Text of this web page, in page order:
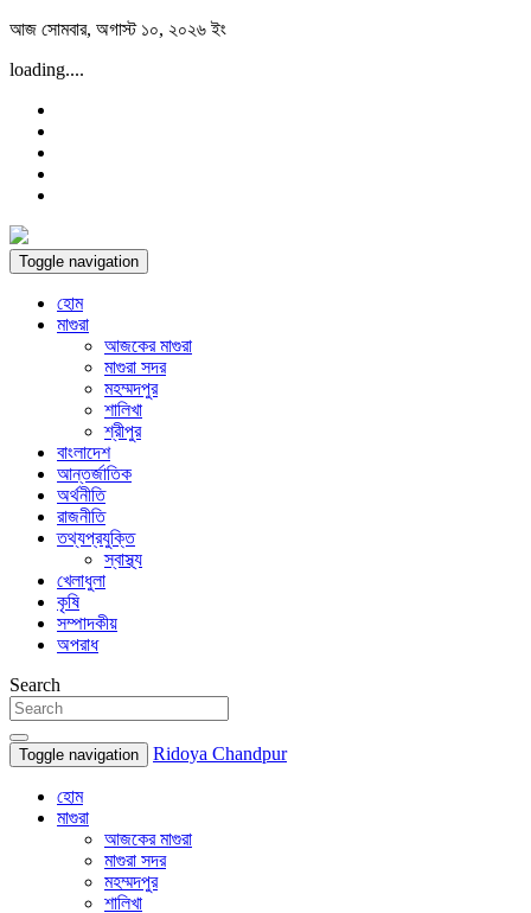
Skip
content
আজ সোমবার, অগাস্ট ১০, ২০২৬ ইং
loading....
Toggle navigation
হোম
মাগুরা
আজকের মাগুরা
মাগুরা সদর
মহম্মদপুর
শালিখা
শ্রীপুর
বাংলাদেশ
আন্তর্জাতিক
অর্থনীতি
রাজনীতি
তথ্যপ্রযুক্তি
স্বাস্থ্য
খেলাধুলা
কৃষি
সম্পাদকীয়
অপরাধ
Search
Toggle navigation Ridoya Chandpur
হোম
মাগুরা
আজকের মাগুরা
মাগুরা সদর
মহম্মদপুর
শালিখা